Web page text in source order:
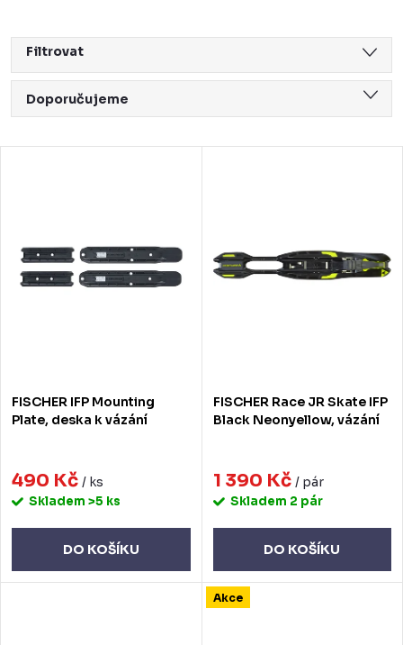
Filtrovat
Ř
a
p
u
t
ů
Doporučujeme
Abecedně
s
d
k
FISCHER IFP Mounting
Plate, deska k vázání
490 Kč / ks
Skladem >5 ks
DO KOŠÍKU
FISCHER Race JR Skate IFP
Black Neonyellow, vázání
1 390 Kč / pár
Skladem 2 pár
DO KOŠÍKU
Akce